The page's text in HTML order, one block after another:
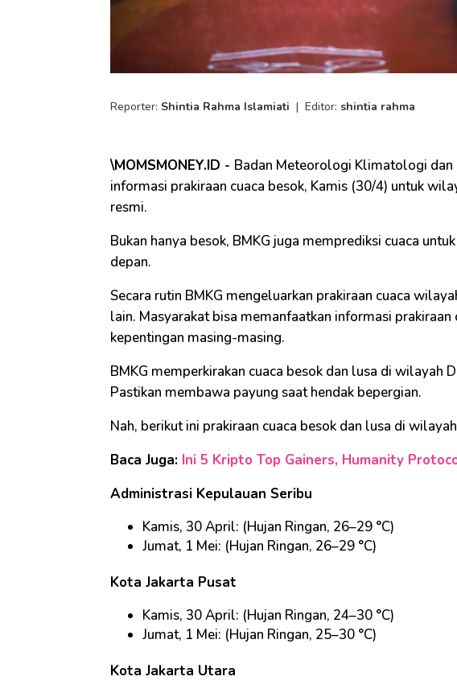
Reporter: Shintia Rahma Islamiati | Editor: shintia rahma
\MOMSMONEY.ID - Badan Meteorologi Klimatologi dan
informasi prakiraan cuaca besok, Kamis (30/4) untuk
resmi.
Bukan hanya besok, BMKG juga memprediksi cuaca
depan.
Secara rutin BMKG mengeluarkan prakiraan cuaca
lain. Masyarakat bisa memanfaatkan informasi prakiraan
kepentingan masing-masing.
BMKG memperkirakan cuaca besok dan lusa di wilayah
Pastikan membawa payung saat hendak bepergian.
Nah, berikut ini prakiraan cuaca besok dan lusa di
Baca Juga: Ini 5 Kripto Top Gainers, Humanity
Administrasi Kepulauan Seribu
Kamis, 30 April: (Hujan Ringan, 26–29 °C)
Jumat, 1 Mei: (Hujan Ringan, 26–29 °C)
Kota Jakarta Pusat
Kamis, 30 April: (Hujan Ringan, 24–30 °C)
Jumat, 1 Mei: (Hujan Ringan, 25–30 °C)
Kota Jakarta Utara